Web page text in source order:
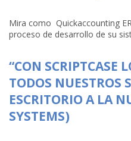
Mira como Quickaccounting
proceso de desarrollo de su
“CON SCRIPTCASE
TODOS NUESTROS
ESCRITORIO A LA
SYSTEMS)